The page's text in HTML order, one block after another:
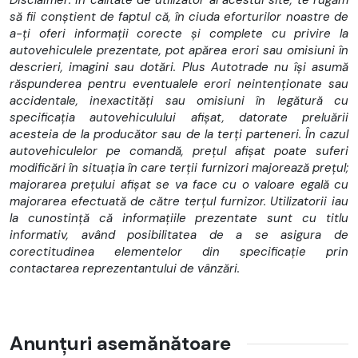
Protecție activă pietoni
Volan multifuncțional
Scaun sport
Connected Drive Services
Informații trafic în timp real
Oglinzi exterioare rabatabile
Covorașe velur
Sistem Isofix
Agent frigorific R1234yf
Literatură de bord, germană
Cameră marșarier
Iluminare ambientală interioară
Faruri LED adaptive
Park Assist
Standarde emisii gaze evacuare EU6 rde II
Ștergere inscripție model
Tavan antracit
Suprafață interioară Piano Black
să fii conștient de faptul că, în ciuda eforturilor noastre de
a-ți oferi informații corecte și complete cu privire la
autovehiculele prezentate, pot apărea erori sau omisiuni în
descrieri, imagini sau dotări. Plus Autotrade nu își asumă
răspunderea pentru eventualele erori neintenționate sau
accidentale, inexactități sau omisiuni în legătură cu
specificația autovehiculului afișat, datorate preluării
acesteia de la producător sau de la terți parteneri. În cazul
autovehiculelor pe comandă, prețul afișat poate suferi
modificări în situația în care terții furnizori majorează prețul;
majorarea prețului afișat se va face cu o valoare egală cu
majorarea efectuată de către terțul furnizor. Utilizatorii iau
la cunostință că informațiile prezentate sunt cu titlu
informativ, având posibilitatea de a se asigura de
corectitudinea elementelor din specificație prin
contactarea reprezentantului de vânzări.
Anunțuri asemănătoare